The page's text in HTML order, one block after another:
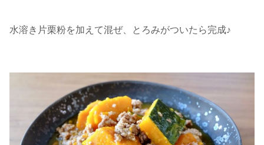
水溶き片栗粉を加えて混ぜ、とろみがついたら完成♪